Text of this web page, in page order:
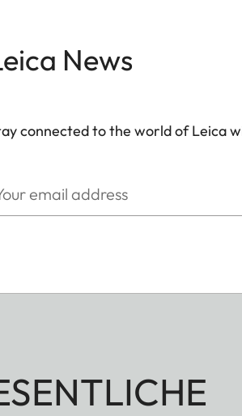
News
connected to the world of Leica